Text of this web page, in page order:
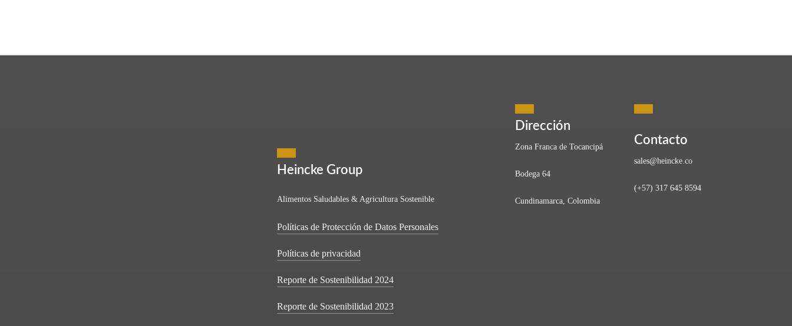
Heincke Group
Alimentos Saludables & Agricultura Sostenible
Políticas de Protección de Datos Personales
Políticas de privacidad
Reporte de Sostenibilidad 2024
Reporte de Sostenibilidad 2023
Dirección
Zona Franca de Tocancipá
Bodega 64
Cundinamarca, Colombia
Contacto
sales@heincke.co
(+57) 317 645 8594